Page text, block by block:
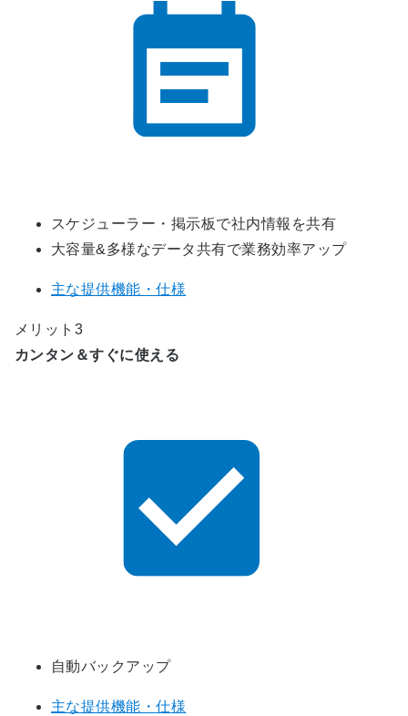
スケジューラー・掲示板で社内情報を共有
大容量&多様なデータ共有で業務効率アップ
主な提供機能・仕様
メリット3
カンタン＆すぐに使える
自動バックアップ
主な提供機能・仕様